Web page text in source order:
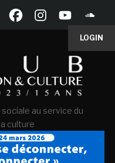
LOGIN
au service du
culture